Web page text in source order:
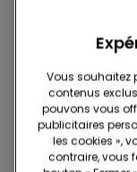
Légèrement
Microfibre Recyclée
MaximaleVous souhaitez
contenus
pouvons vous
publicitaires
les cookies »,
contraire, vous